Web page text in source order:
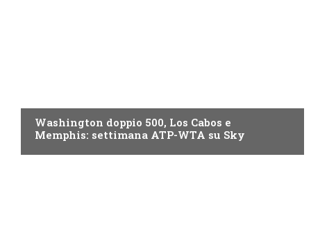
Washington doppio 500, Los Cabos e
Memphis: settimana ATP-WTA su Sky